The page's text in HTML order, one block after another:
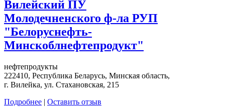
Вилейский ПУ
Молодечненского ф-ла РУП
"Белоруснефть-
Минскоблнефтепродукт"
нефтепродукты
222410, Республика Беларусь, Минская область,
г. Вилейка, ул. Стахановская, 215
Подробнее | Оставить отзыв